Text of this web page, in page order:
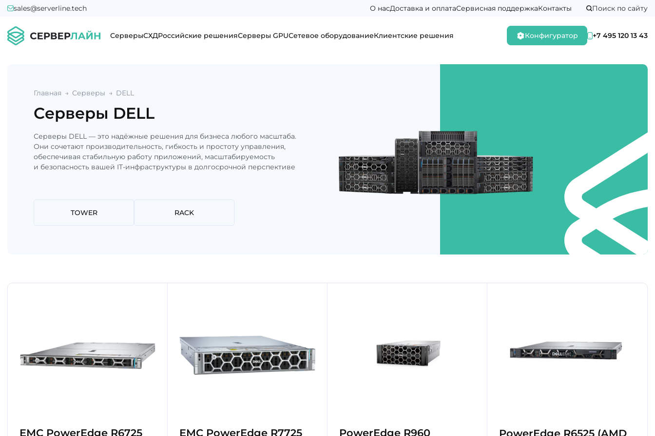
sales@serverline.tech О насДоставка и оплатаСервисная поддержкаКонтакты Поиск по сайту
СерверыСХДРоссийские решенияСерверы GPUСетевое оборудованиеКлиентские решения Конфигуратор +7 495 120 13 43
Главная Серверы DELL
Cерверы DELL
Серверы DELL — это надёжные решения для бизнеса любого масштаба.
Они сочетают производительность, гибкость и простоту управления,
обеспечивая стабильную работу приложений, масштабируемость
и безопасность вашей IT-инфраструктуры в долгосрочной перспективе
TOWER RACK
EMC PowerEdge R6725 EMC PowerEdge R7725 PowerEdge R960
PowerEdge R6525 (AMD